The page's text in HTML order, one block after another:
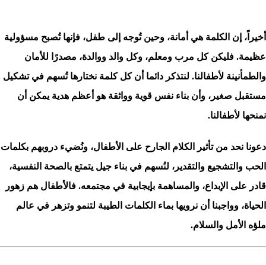
أخيراً، إن الكلمة هي أمانة، وحين تُوجه إلى طفل، فإنها تُصبح مسؤولية
عظيمة. فليكن كل مرب ومعلم، وكل والد ووالدة، مصدرًا للأمان
والطمأنينة لأطفالنا. لنتذكر دائما أن كل كلمة نختارها تُسهم في تشكيل
مستقبل صغير، وأن بناء نفس قوية وواثقة هو أعظم هدية يمكن أن
نمنحها لأطفالنا.
دعونا نحد من تأثير الكلام الجارح على الأطفال، ونُضيء دروبهم بكلمات
الحب والتشجيع والتقدير، لنُسهم في بناء جيل يتمتع بالصحة النفسية،
قادر على الإبداع، والمساهمة بإيجابية في مجتمعه. فالأطفال هم زهور
الحياة، وواجبنا أن نرويها بماء الكلمات الطيبة لتنمو وتزهر في عالم
ملؤه الأمل والسلام.